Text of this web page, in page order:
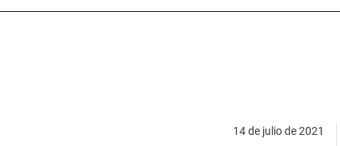
14 de julio de 2021